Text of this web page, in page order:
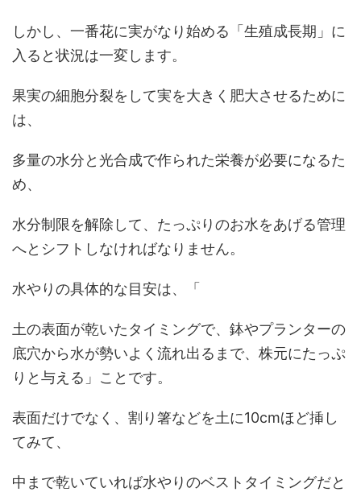
しかし、一番花に実がなり始める「生殖成長期」に
入ると状況は一変します。
果実の細胞分裂をして実を大きく肥大させるために
は、
多量の水分と光合成で作られた栄養が必要になるた
め、
水分制限を解除して、たっぷりのお水をあげる管理
へとシフトしなければなりません。
水やりの具体的な目安は、「
土の表面が乾いたタイミングで、鉢やプランターの
底穴から水が勢いよく流れ出るまで、株元にたっぷ
りと与える」ことです。
表面だけでなく、割り箸などを土に10cmほど挿し
てみて、
中まで乾いていれば水やりのベストタイミングだと